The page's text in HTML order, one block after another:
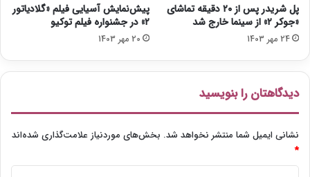
د
ا
د
پل شریدر پس از ۲۰ دقیقه تماشای
«جوکر ۲» از سینما خارج شد
24 مهر 1403
پیش‌نمایش آسیایی فیلم «گلادیاتور
۲» در جشنواره فیلم توکیو
20 مهر 1403
دیدگاهتان را بنویسید
نشانی ایمیل شما منتشر نخواهد شد. بخش‌های موردنیاز علامت‌گذاری شده‌اند
*